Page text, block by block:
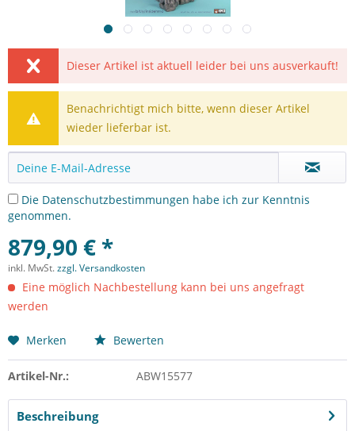
Dieser Artikel ist aktuell leider bei uns ausverkauft!
Benachrichtigt mich bitte, wenn dieser Artikel
wieder lieferbar ist.
Die Datenschutzbestimmungen habe ich zur Kenntnis
genommen.
879,90 € *
inkl. MwSt.zzgl. Versandkosten
Eine möglich Nachbestellung kann bei uns angefragt
werden
Merken Bewerten
Artikel-Nr.: ABW15577
Beschreibung